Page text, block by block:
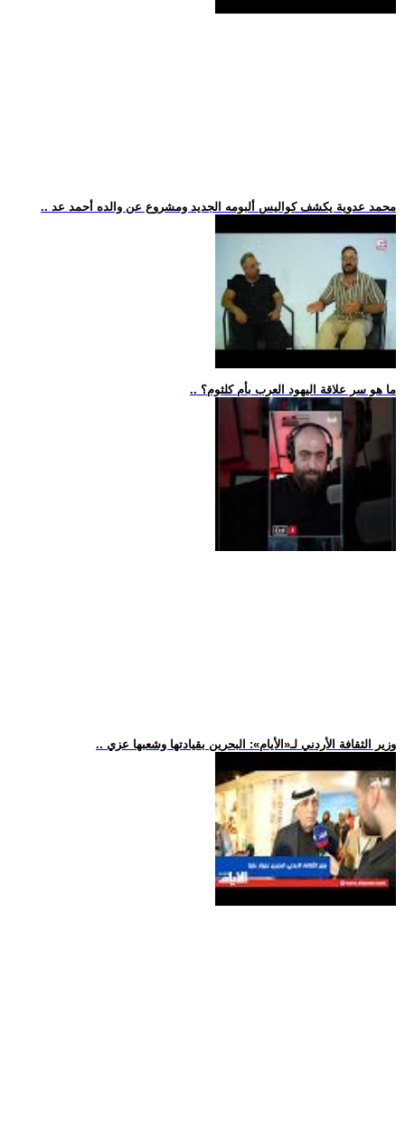
.. محمد عدوية يكشف كواليس ألبومه الجديد ومشروع عن والده أحمد عد
.. ما هو سر علاقة اليهود العرب بأم كلثوم؟
.. وزير الثقافة الأردني لـ«الأيام»: البحرين بقيادتها وشعبها عزي